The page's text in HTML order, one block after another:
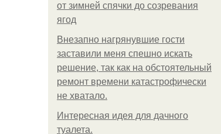
от зимней спячки до созревания
ягод
Внезапно нагрянувшие гости
заставили меня спешно искать
решение, так как на обстоятельный
ремонт времени катастрофически
не хватало.
Интересная идея для дачного
туалета.